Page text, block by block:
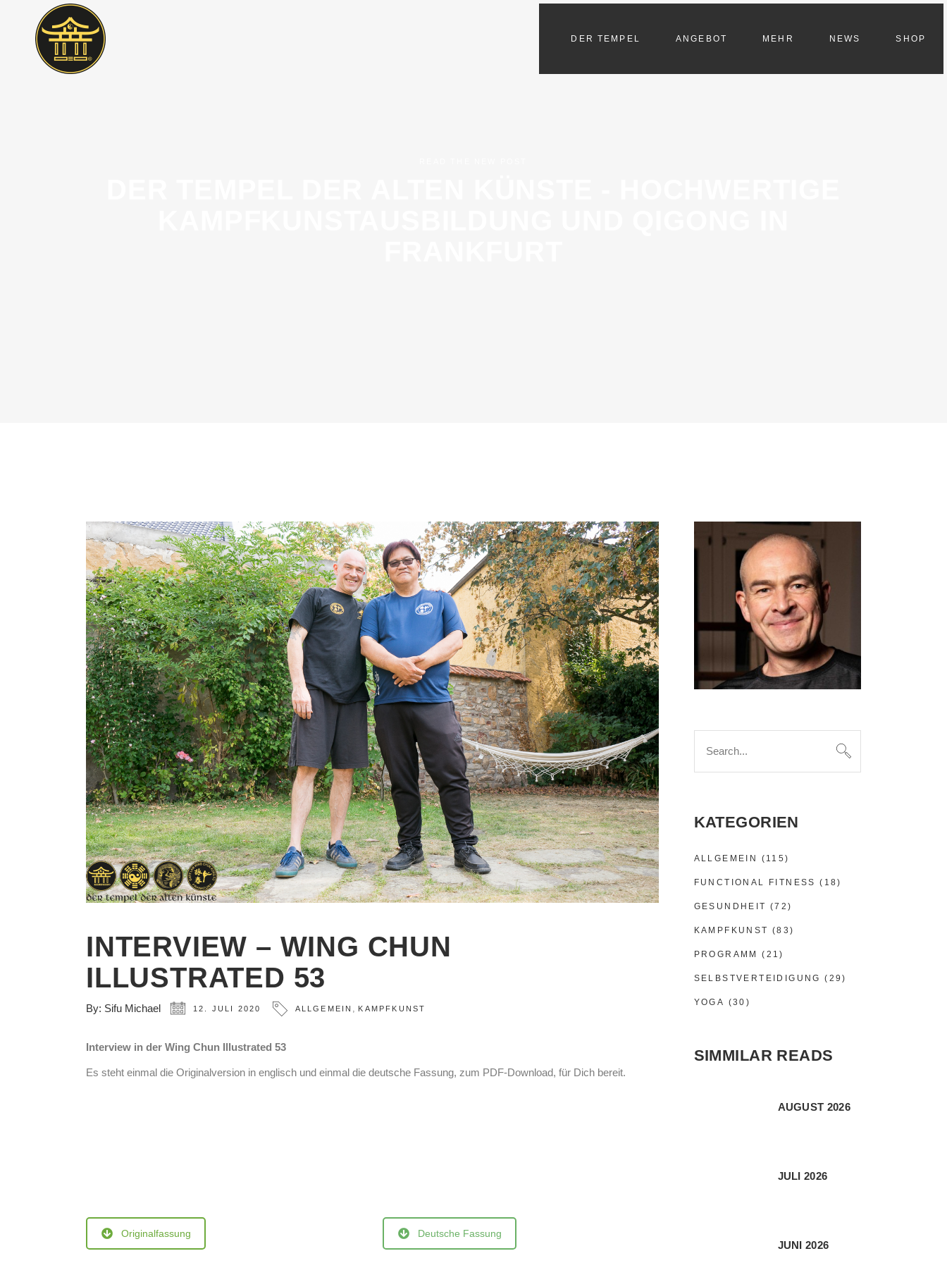
DER TEMPEL ANGEBOT MEHR NEWS SHOP
INTERVIEW – WING CHUN
ILLUSTRATED 53
By: Sifu Michael 12. JULI 2020 ALLGEMEIN , KAMPFKUNST
Interview in der Wing Chun Illustrated 53
Es steht einmal die Originalversion in englisch und einmal die deutsche Fassung, zum PDF-Download, für Dich bereit.
Originalfassung Deutsche Fassung
for:
KATEGORIEN
ALLGEMEIN (115)
FUNCTIONAL FITNESS (18)
GESUNDHEIT (72)
KAMPFKUNST (83)
PROGRAMM (21)
SELBSTVERTEIDIGUNG (29)
YOGA (30)
SIMMILAR READS
AUGUST 2026
JULI 2026
JUNI 2026